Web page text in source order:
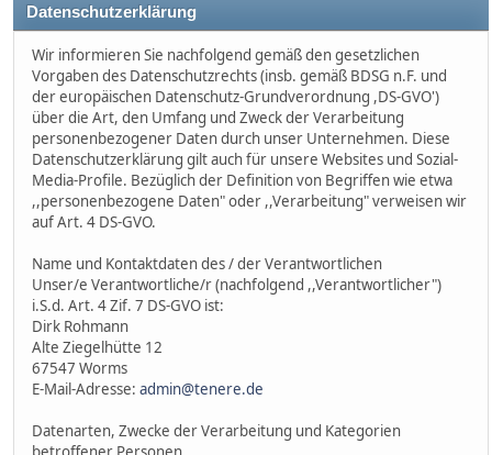
Datenschutzerklärung
Wir informieren Sie nachfolgend gemäß den gesetzlichen
Vorgaben des Datenschutzrechts (insb. gemäß BDSG n.F. und
der europäischen Datenschutz-Grundverordnung ,DS-GVO')
über die Art, den Umfang und Zweck der Verarbeitung
personenbezogener Daten durch unser Unternehmen. Diese
Datenschutzerklärung gilt auch für unsere Websites und Sozial-
Media-Profile. Bezüglich der Definition von Begriffen wie etwa
,,personenbezogene Daten" oder ,,Verarbeitung" verweisen wir
auf Art. 4 DS-GVO.
Name und Kontaktdaten des / der Verantwortlichen
Unser/e Verantwortliche/r (nachfolgend ,,Verantwortlicher")
i.S.d. Art. 4 Zif. 7 DS-GVO ist:
Dirk Rohmann
Alte Ziegelhütte 12
67547 Worms
E-Mail-Adresse: admin@tenere.de
Datenarten, Zwecke der Verarbeitung und Kategorien